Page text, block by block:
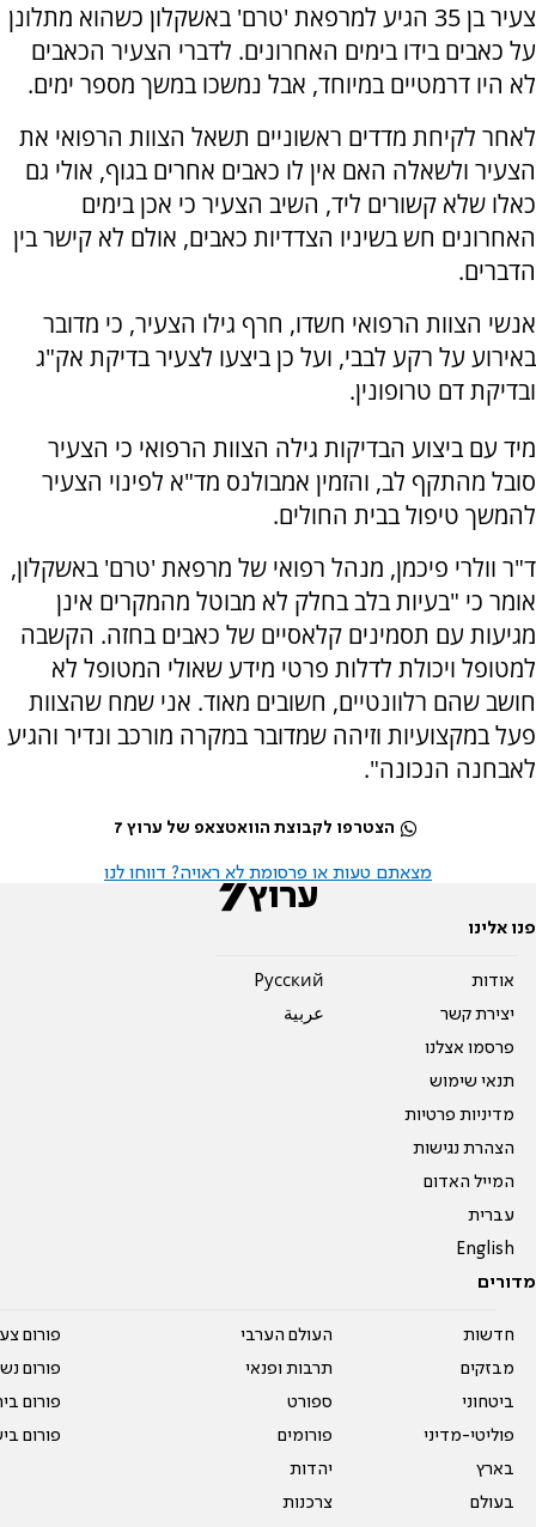
צעיר בן 35 הגיע למרפאת 'טרם' באשקלון כשהוא מתלונן
על כאבים בידו בימים האחרונים. לדברי הצעיר הכאבים
לא היו דרמטיים במיוחד, אבל נמשכו במשך מספר ימים.
לאחר לקיחת מדדים ראשוניים תשאל הצוות הרפואי את
הצעיר ולשאלה האם אין לו כאבים אחרים בגוף, אולי גם
כאלו שלא קשורים ליד, השיב הצעיר כי אכן בימים
האחרונים חש בשיניו הצדדיות כאבים, אולם לא קישר בין
הדברים.
אנשי הצוות הרפואי חשדו, חרף גילו הצעיר, כי מדובר
באירוע על רקע לבבי, ועל כן ביצעו לצעיר בדיקת אק"ג
ובדיקת דם טרופונין.
מיד עם ביצוע הבדיקות גילה הצוות הרפואי כי הצעיר
סובל מהתקף לב, והזמין אמבולנס מד"א לפינוי הצעיר
להמשך טיפול בבית החולים.
ד"ר וולרי פיכמן, מנהל רפואי של מרפאת 'טרם' באשקלון,
אומר כי "בעיות בלב בחלק לא מבוטל מהמקרים אינן
מגיעות עם תסמינים קלאסיים של כאבים בחזה. הקשבה
למטופל ויכולת לדלות פרטי מידע שאולי המטופל לא
חושב שהם רלוונטיים, חשובים מאוד. אני שמח שהצוות
פעל במקצועיות וזיהה שמדובר במקרה מורכב ונדיר והגיע
לאבחנה הנכונה".
הצטרפו לקבוצת הוואטצאפ של ערוץ 7
מצאתם טעות או פרסומת לא ראויה? דווחו לנו
פנו אלינו
אודות
יצירת קשר
פרסמו אצלנו
תנאי שימוש
מדיניות פרטיות
הצהרת נגישות
המייל האדום
עברית
English
Pусский
عربية
מדורים
חדשות
מבזקים
ביטחוני
פוליטי-מדיני
בארץ
בעולם
העולם הערבי
תרבות ופנאי
ספורט
פורומים
יהדות
צרכנות
פורום
פורום
פורום
פורום